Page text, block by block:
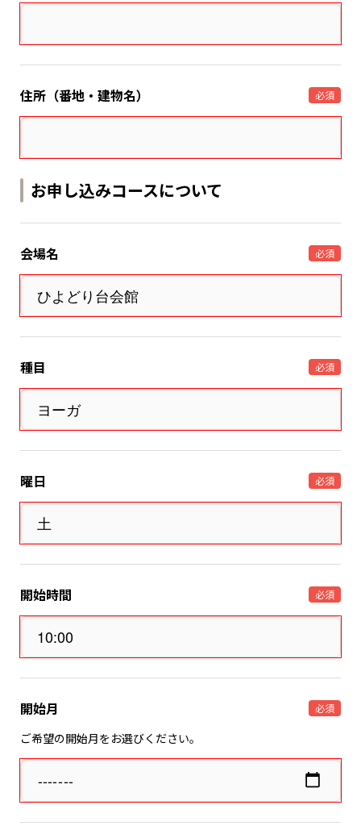
住所（番地・建物名） 必須
お申し込みコースについて
会場名 必須
種目 必須
曜日 必須
開始時間 必須
開始月 必須
ご希望の開始月をお選びください。